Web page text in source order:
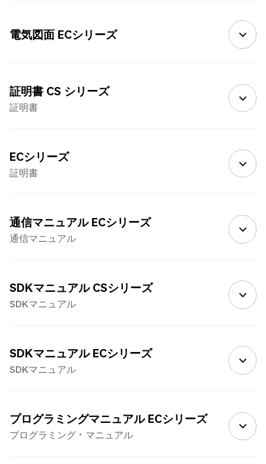
電気図面 ECシリーズ
証明書 CS シリーズ
証明書
ECシリーズ
証明書
通信マニュアル ECシリーズ
通信マニュアル
SDKマニュアル CSシリーズ
SDKマニュアル
SDKマニュアル ECシリーズ
SDKマニュアル
プログラミングマニュアル ECシリーズ
プログラミング・マニュアル